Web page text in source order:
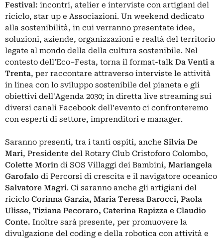
Festival: incontri, atelier e interviste con artigiani del
riciclo, star up e Associazioni. Un weekend dedicato
alla sostenibilità, in cui verranno presentate idee,
soluzioni, aziende, organizzazioni e realtà del territorio
legate al mondo della della cultura sostenibile. Nel
contesto dell’Eco–Festa, torna il format-talk Da Venti a
Trenta, per raccontare attraverso interviste le attività
in linea con lo sviluppo sostenibile del pianeta e gli
obiettivi dell'Agenda 2030; in diretta live streaming sui
diversi canali Facebook dell’evento ci confronteremo
con esperti di settore, imprenditori e manager.
Saranno presenti, tra i tanti ospiti, anche Silvia De
Mari, Presidente del Rotary Club Cristoforo Colombo,
Colette Morin di SOS Villaggi dei Bambini, Mariangela
Garofalo di Percorsi di crescita e il navigatore oceanico
Salvatore Magri. Ci saranno anche gli artigiani del
riciclo Corinna Garzia, Maria Teresa Barocci, Paola
Ulisse, Tiziana Pecoraro, Caterina Rapizza e Claudio
Conte. Inoltre sarà presente, per promuovere la
divulgazione del coding e della robotica con attività e